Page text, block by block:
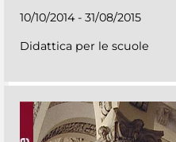
10/10/2014 - 31/08/2015
Didattica per le scuole